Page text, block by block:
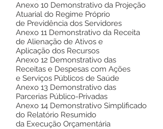
Anexo 10 Demonstrativo da Projeção
Atuarial do Regime Próprio
de Previdência dos Servidores
Anexo 11 Demonstrativo da Receita
de Alienação de Ativos e
Aplicação dos Recursos
Anexo 12 Demonstrativo das
Receitas e Despesas com Ações
e Serviços Públicos de Saúde
Anexo 13 Demonstrativo das
Parcerias Público-Privadas
Anexo 14 Demonstrativo Simplificado
do Relatório Resumido
da Execução Orçamentária